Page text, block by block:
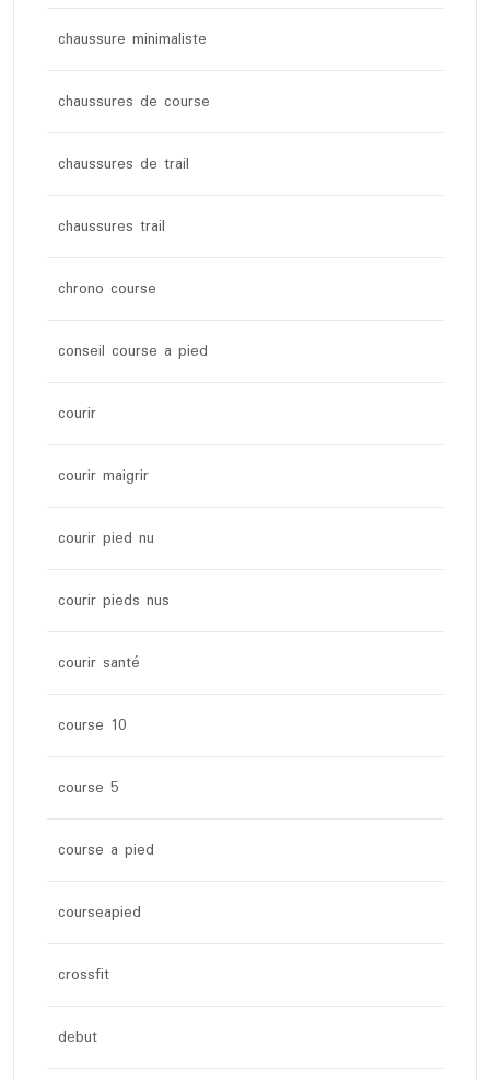
chaussure minimaliste
chaussures de course
chaussures de trail
chaussures trail
chrono course
conseil course a pied
courir
courir maigrir
courir pied nu
courir pieds nus
courir santé
course 10
course 5
course a pied
courseapied
crossfit
debut